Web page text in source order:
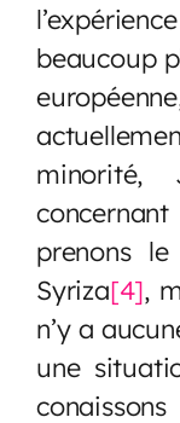
beaucoup
minorité,
prenons
Syriza[4],
n’y a
une